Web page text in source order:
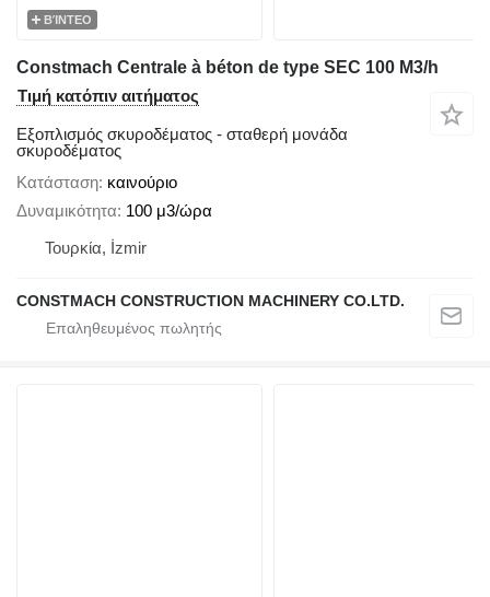
ΒΊΝΤΕΟ
Constmach Centrale à béton de type SEC 100 M3/h
Τιμή κατόπιν αιτήματος
Εξοπλισμός σκυροδέματος - σταθερή μονάδα
σκυροδέματος
Κατάσταση καινούριο
Δυναμικότητα 100 μ3/ώρα
Τουρκία, İzmir
CONSTMACH CONSTRUCTION MACHINERY CO.LTD.